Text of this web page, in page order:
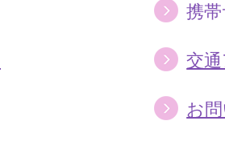
携
交
お